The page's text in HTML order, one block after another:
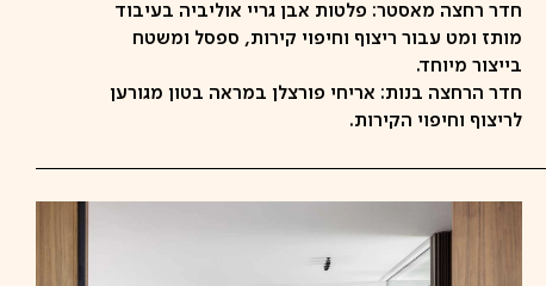
חדר רחצה מאסטר: פלטות אבן גריי אוליביה בעיבוד
מותז ומט עבור ריצוף וחיפוי קירות, ספסל ומשטח
בייצור מיוחד.
חדר הרחצה בנות: אריחי פורצלן במראה בטון מגורען
לריצוף וחיפוי הקירות.